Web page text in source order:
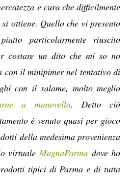
e cura che difficilmente
ottiene. Quello che vi presento
particolarmente riuscito
costare un dito che mi so no
con il minipimer nel tentativo di
con il salame, molto meglio
a manovella. Detto ciò
è venuto quasi per gioco
della medesima provenienza
virtuale MagnaParma dove ho
tipici di Parma e di tutta